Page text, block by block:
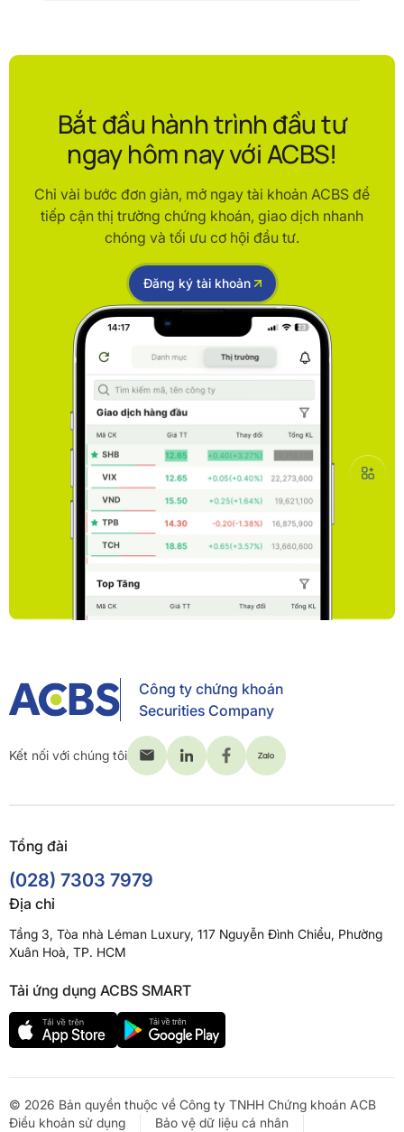
Bắt đầu hành trình đầu tư
ngay hôm nay với ACBS!
Chỉ vài bước đơn giản, mở ngay tài khoản ACBS để
tiếp cận thị trường chứng khoán, giao dịch nhanh
chóng và tối ưu cơ hội đầu tư.
Đăng ký tài khoản
Công ty chứng khoán
Securities Company
Kết nối với chúng tôi
Tổng đài
(028) 7303 7979
Địa chỉ
Tầng 3, Tòa nhà Léman Luxury, 117 Nguyễn Đình Chiểu, Phường
Xuân Hoà, TP. HCM
Tải ứng dụng ACBS SMART
© 2026 Bản quyền thuộc về Công ty TNHH Chứng khoán ACB
Điều khoản sử dụng
Bảo vệ dữ liệu cá nhân